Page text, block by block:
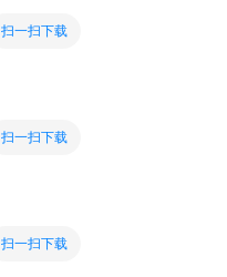
扫一扫下载
扫一扫下载
扫一扫下载